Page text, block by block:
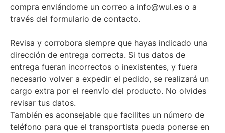
compra enviándome un correo a info@wul.es o a
través del formulario de contacto.
Revisa y corrobora siempre que hayas indicado una
dirección de entrega correcta. Si tus datos de
entrega fueran incorrectos o inexistentes, y fuera
necesario volver a expedir el pedido, se realizará un
cargo extra por el reenvío del producto. No olvides
revisar tus datos.
También es aconsejable que facilites un número de
teléfono para que el transportista pueda ponerse en